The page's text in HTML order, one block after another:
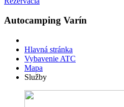
Autocamping Varín
Hlavná stránka
Vybavenie ATC
Mapa
Služby